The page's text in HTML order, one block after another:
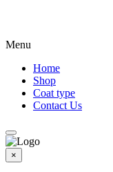
Menu
Home
Shop
Coat type
Contact Us
×